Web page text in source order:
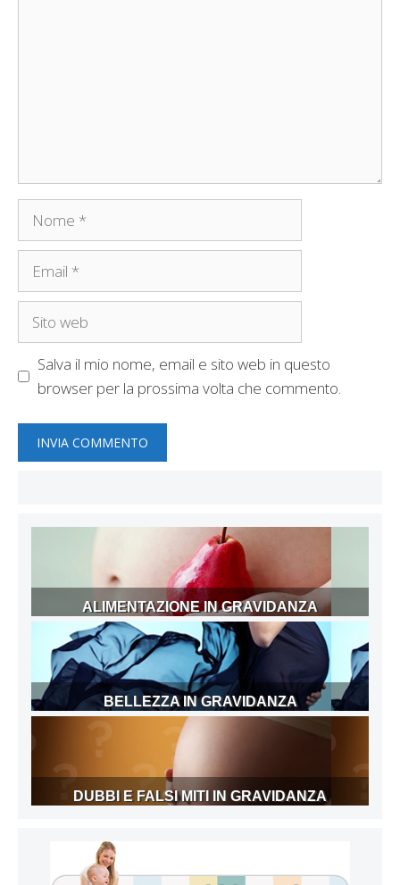
Nome
Email
Sito
Salva il mio nome, email e sito web in questo
browser per la prossima volta che commento.
ALIMENTAZIONE IN GRAVIDANZA
BELLEZZA IN GRAVIDANZA
DUBBI E FALSI MITI IN GRAVIDANZA